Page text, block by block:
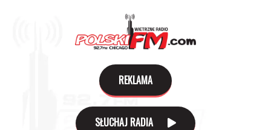
REKLAMA
SŁUCHAJ RADIA